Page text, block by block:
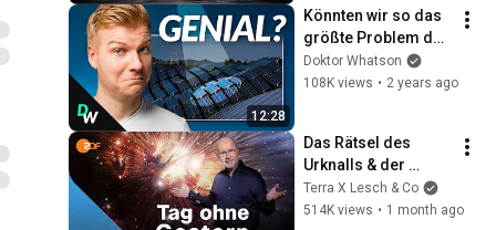
12:28
Könnten wir so das
größte Problem der
Solarenergie
lösen?
Doktor Whatson
108K views • 2 years ago
Das Rätsel des
Urknalls & der
Dunklen Materie |
Terra X Harald
Terra X Lesch & Co
514K views • 1 month ago